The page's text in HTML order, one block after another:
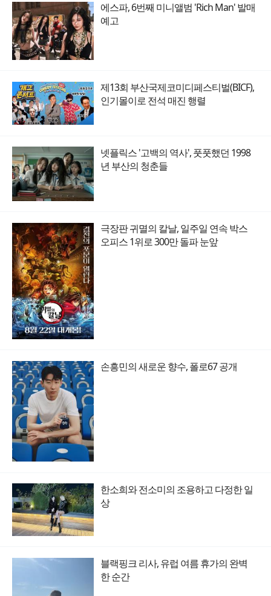
에스파, 6번째 미니앨범 'Rich Man' 발매
예고
제13회 부산국제코미디페스티벌(BICF),
인기몰이로 전석 매진 행렬
넷플릭스 '고백의 역사', 풋풋했던 1998
년 부산의 청춘들
극장판 귀멸의 칼날, 일주일 연속 박스
오피스 1위로 300만 돌파 눈앞
손흥민의 새로운 향수, 폴로67 공개
한소희와 전소미의 조용하고 다정한 일
상
블랙핑크 리사, 유럽 여름 휴가의 완벽
한 순간